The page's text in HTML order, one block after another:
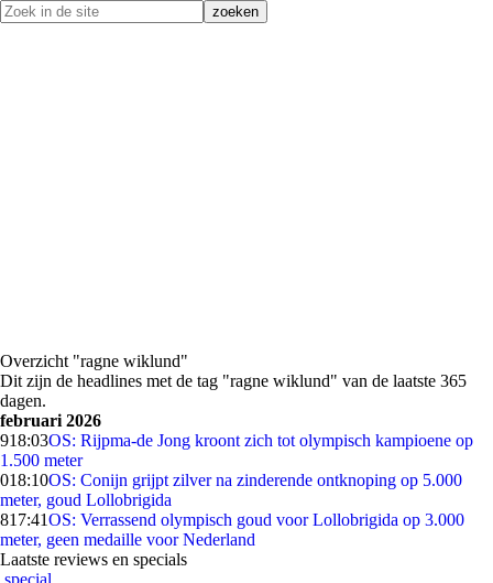
Overzicht "ragne wiklund"
Dit zijn de headlines met de tag "ragne wiklund" van de laatste 365
dagen.
februari 2026
918:03OS: Rijpma-de Jong kroont zich tot olympisch kampioene op
1.500 meter
018:10OS: Conijn grijpt zilver na zinderende ontknoping op 5.000
meter, goud Lollobrigida
817:41OS: Verrassend olympisch goud voor Lollobrigida op 3.000
meter, geen medaille voor Nederland
Laatste reviews en specials
special